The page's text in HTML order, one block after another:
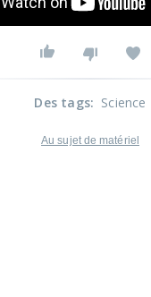
Des tags: Science
Au sujet de matériel